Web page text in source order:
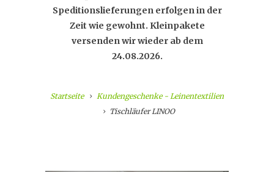
Speditionslieferungen erfolgen in der
Zeit wie gewohnt. Kleinpakete
versenden wir wieder ab dem
24.08.2026.
Startseite
Kundengeschenke - Leinentextilien
Tischläufer LINOO